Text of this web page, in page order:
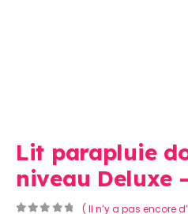
Lit parapluie
niveau Deluxe
( Il n’y a pas encore